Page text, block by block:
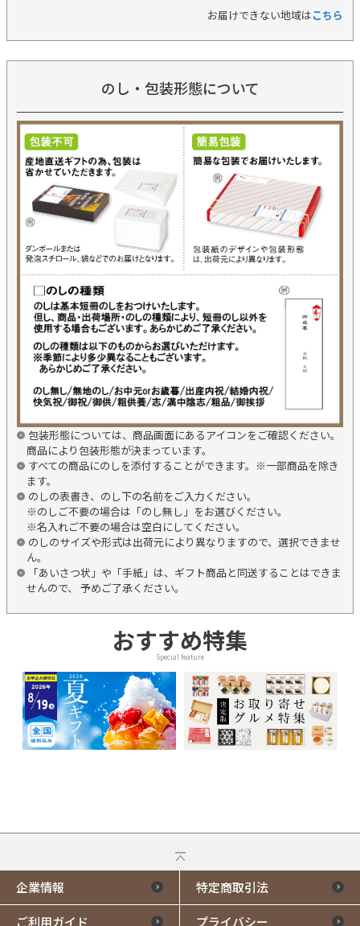
お届けできない地域はこちら
のし・包装形態について
包装形態については、商品画面にあるアイコンをご確認ください。
商品により包装形態が決まっています。
すべての商品にのしを添付することができます。※一部商品を除き
ます。
のしの表書き、のし下の名前をご入力ください。
※のしご不要の場合は「のし無し」をお選びください。
※名入れご不要の場合は空白にしてください。
のしのサイズや形式は出荷元により異なりますので、選択できませ
ん。
「あいさつ状」や「手紙」は、ギフト商品と同送することはできま
せんので、 予めご了承ください。
おすすめ特集
Special feature
企業情報 特定商取引法
ご利用ガイド プライバシー